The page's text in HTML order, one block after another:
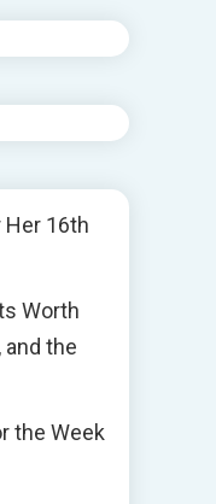
Her 16th
Worth
and the
the Week